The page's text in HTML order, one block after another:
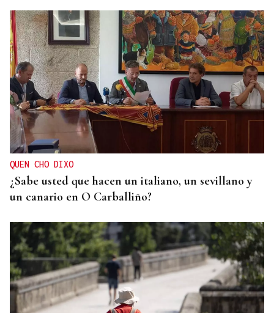
ASOCIACIONES EMPRESARIALES
La Asociación Empresarial de Valdeorras busca
continuar con la línea actual de promoción
QUEN CHO DIXO
¿Sabe usted que hacen un italiano, un sevillano y
un canario en O Carballiño?